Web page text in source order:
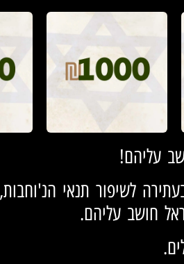
עליהם!
לשיפור תנאי הנ'וחבות,
חושב עליהם.